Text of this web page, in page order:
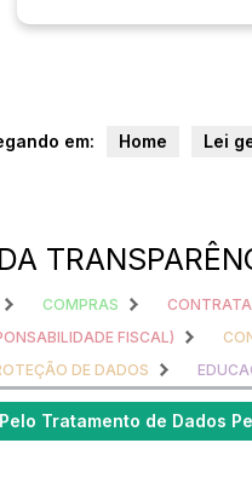
em: Home Lei
COMPRAS
FISCAL)
DE DADOS
Tratamento de Dados